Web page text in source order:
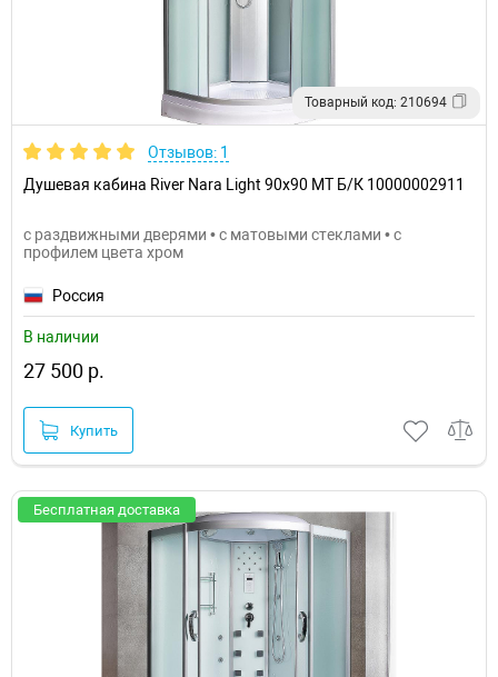
Товарный код: 210694
Отзывов: 1
Душевая кабина River Nara Light 90x90 МТ Б/К 10000002911
с раздвижными дверями • с матовыми стеклами • с
профилем цвета хром
Россия
В наличии
27 500 р.
Купить
Бесплатная доставка